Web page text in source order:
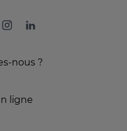
nous ?
ligne